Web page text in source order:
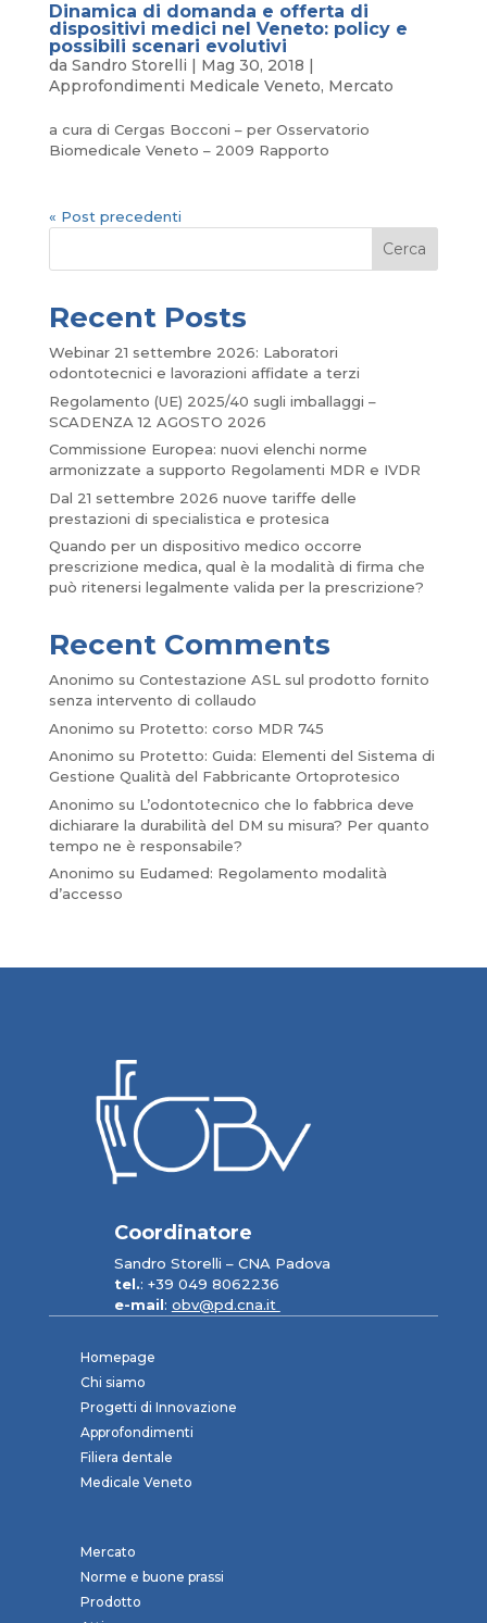
Dinamica di domanda e offerta di
dispositivi medici nel Veneto: policy e
possibili scenari evolutivi
da Sandro Storelli | Mag 30, 2018 |
Approfondimenti Medicale Veneto, Mercato
a cura di Cergas Bocconi – per Osservatorio
Biomedicale Veneto – 2009 Rapporto
« Post precedenti
Cerca
Recent Posts
Webinar 21 settembre 2026: Laboratori
odontotecnici e lavorazioni affidate a terzi
Regolamento (UE) 2025/40 sugli imballaggi –
SCADENZA 12 AGOSTO 2026
Commissione Europea: nuovi elenchi norme
armonizzate a supporto Regolamenti MDR e IVDR
Dal 21 settembre 2026 nuove tariffe delle
prestazioni di specialistica e protesica
Quando per un dispositivo medico occorre
prescrizione medica, qual è la modalità di firma che
può ritenersi legalmente valida per la prescrizione?
Recent Comments
Anonimo su Contestazione ASL sul prodotto fornito
senza intervento di collaudo
Anonimo su Protetto: corso MDR 745
Anonimo su Protetto: Guida: Elementi del Sistema di
Gestione Qualità del Fabbricante Ortoprotesico
Anonimo su L’odontotecnico che lo fabbrica deve
dichiarare la durabilità del DM su misura? Per quanto
tempo ne è responsabile?
Anonimo su Eudamed: Regolamento modalità
d’accesso
Coordinatore
Sandro Storelli – CNA Padova
tel.: +39 049 8062236
e-mail: obv@pd.cna.it
Homepage
Chi siamo
Progetti di Innovazione
Approfondimenti
Filiera dentale
Medicale Veneto
Mercato
Norme e buone prassi
Prodotto